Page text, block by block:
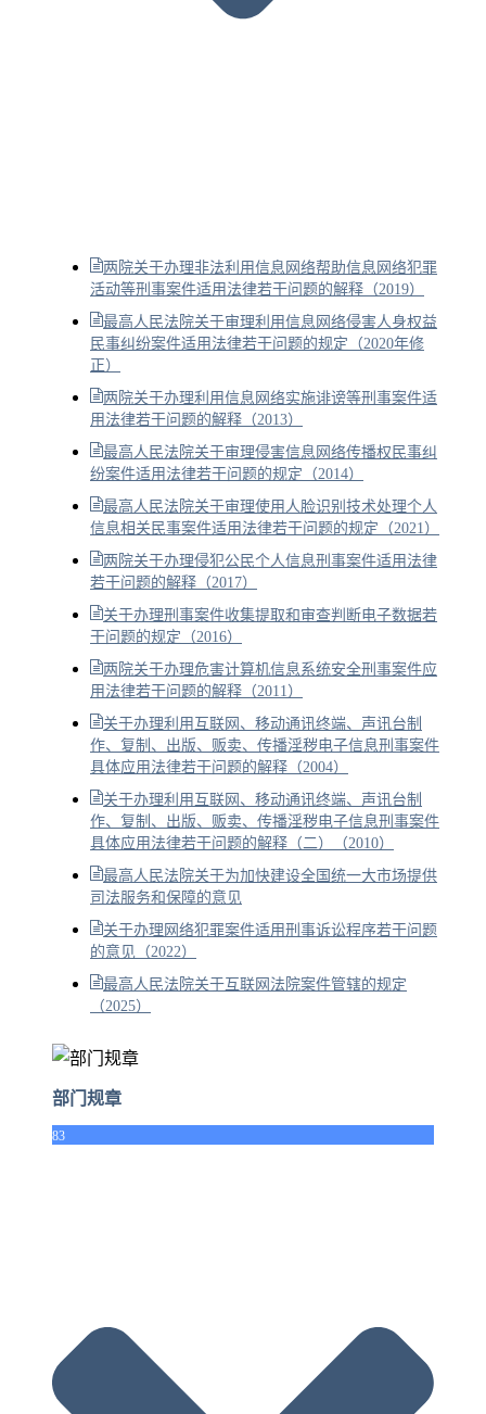
两院关于办理非法利用信息网络帮助信息网络犯罪
活动等刑事案件适用法律若干问题的解释（2019）
最高人民法院关于审理利用信息网络侵害人身权益
民事纠纷案件适用法律若干问题的规定（2020年修
正）
两院关于办理利用信息网络实施诽谤等刑事案件适
用法律若干问题的解释（2013）
最高人民法院关于审理侵害信息网络传播权民事纠
纷案件适用法律若干问题的规定（2014）
最高人民法院关于审理使用人脸识别技术处理个人
信息相关民事案件适用法律若干问题的规定（2021）
两院关于办理侵犯公民个人信息刑事案件适用法律
若干问题的解释（2017）
关于办理刑事案件收集提取和审查判断电子数据若
干问题的规定（2016）
两院关于办理危害计算机信息系统安全刑事案件应
用法律若干问题的解释（2011）
关于办理利用互联网、移动通讯终端、声讯台制
作、复制、出版、贩卖、传播淫秽电子信息刑事案件
具体应用法律若干问题的解释（2004）
关于办理利用互联网、移动通讯终端、声讯台制
作、复制、出版、贩卖、传播淫秽电子信息刑事案件
具体应用法律若干问题的解释（二）（2010）
最高人民法院关于为加快建设全国统一大市场提供
司法服务和保障的意见
关于办理网络犯罪案件适用刑事诉讼程序若干问题
的意见（2022）
最高人民法院关于互联网法院案件管辖的规定
（2025）
部门规章
83